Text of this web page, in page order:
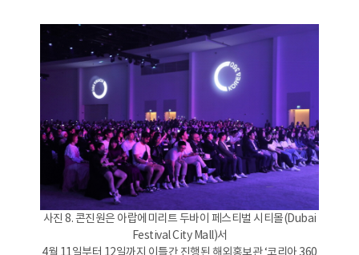
사진 8. 콘진원은 아랍에미리트 두바이 페스티벌 시티몰(Dubai
Festival City Mall)서
4월 11일부터 12일까지 이틀간 진행된 해외홍보관 ‘코리아 360